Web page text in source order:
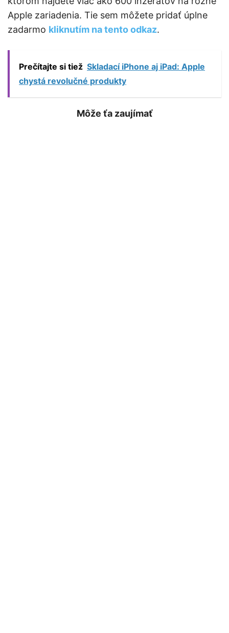
Apple zariadenia. Tie sem môžete pridať úplne
zadarmo kliknutím na tento odkaz.
Prečítajte si tiež Skladací iPhone aj iPad: Apple
chystá revolučné produkty
Môže ťa zaujímať